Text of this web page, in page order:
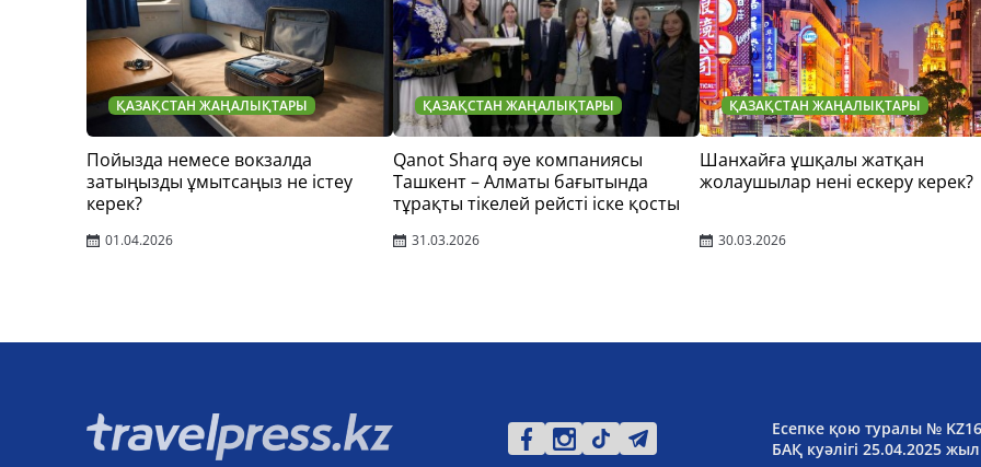
ҚАЗАҚСТАН ЖАҢАЛЫҚТАРЫ
Пойызда немесе вокзалда
затыңызды ұмытсаңыз не істеу
керек?
01.04.2026
ҚАЗАҚСТАН ЖАҢАЛЫҚТАРЫ
Qanot Sharq әуе компаниясы
Ташкент – Алматы бағытында
тұрақты тікелей рейсті іске қосты
31.03.2026
ҚАЗАҚСТАН ЖАҢАЛЫҚТАРЫ
Шанхайға ұшқалы жатқан
жолаушылар нені ескеру керек?
30.03.2026
Есепке қою туралы №
БАҚ куәлігі 25.04.2025